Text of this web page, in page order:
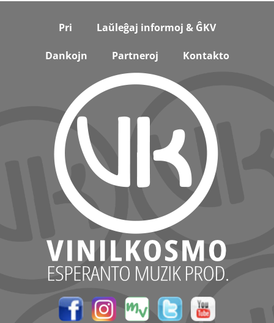
Pri Laŭleĝaj informoj & ĜKV
Dankojn Partneroj Kontakto